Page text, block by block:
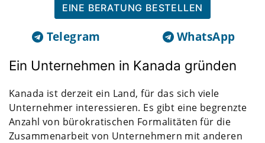
EINE BERATUNG BESTELLEN
Telegram WhatsApp
Ein Unternehmen in Kanada gründen
Kanada ist derzeit ein Land, für das sich viele
Unternehmer interessieren. Es gibt eine begrenzte
Anzahl von bürokratischen Formalitäten für die
Zusammenarbeit von Unternehmern mit anderen